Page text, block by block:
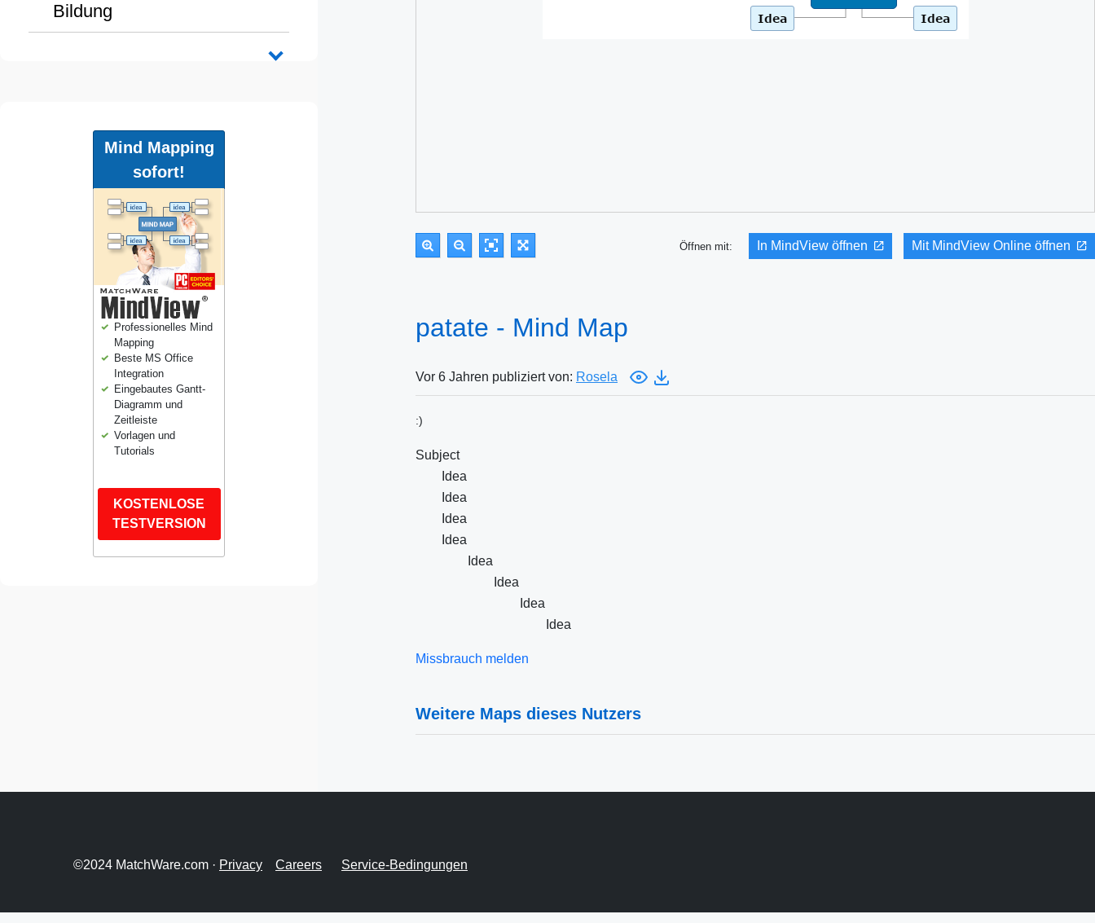
Bildung
Mind Mapping
sofort!
Professionelles Mind
Mapping
Beste MS Office
Integration
Eingebautes Gantt-
Diagramm und
Zeitleiste
Vorlagen und
Tutorials
KOSTENLOSE
TESTVERSION
Öffnen mit: In MindView öffnen Mit MindView Online öffnen
patate - Mind Map
Vor 6 Jahren publiziert von: Rosela
:)
Subject
Idea
Idea
Idea
Idea
Idea
Idea
Idea
Idea
Missbrauch melden
Weitere Maps dieses Nutzers
©2024 MatchWare.com · Privacy Careers Service-Bedingungen